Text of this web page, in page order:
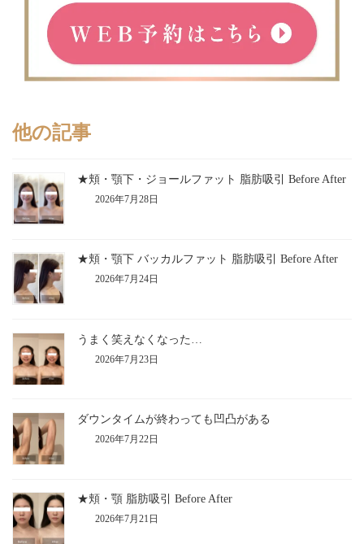
他の記事
★頬・顎下・ジョールファット 脂肪吸引 Before After
2026年7月28日
★頬・顎下 バッカルファット 脂肪吸引 Before After
2026年7月24日
うまく笑えなくなった…
2026年7月23日
ダウンタイムが終わっても凹凸がある
2026年7月22日
★頬・顎 脂肪吸引 Before After
2026年7月21日